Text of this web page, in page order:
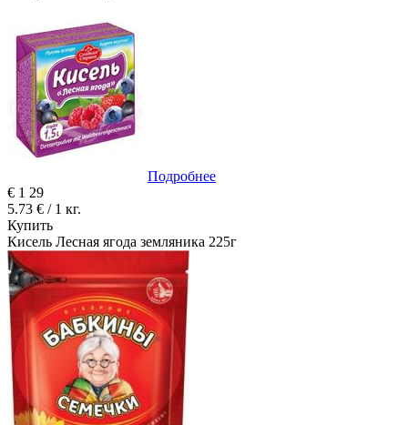
Подробнее
€ 1 29
5.73 € / 1 кг.
Купить
Кисель Лесная ягода земляника 225г